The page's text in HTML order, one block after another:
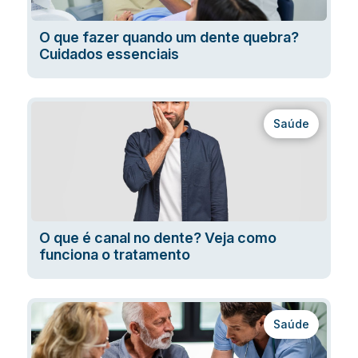
O que fazer quando um dente quebra?
Cuidados essenciais
Saúde
O que é canal no dente? Veja como
funciona o tratamento
Saúde